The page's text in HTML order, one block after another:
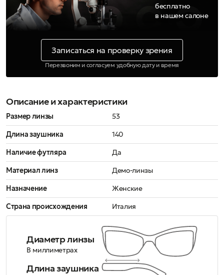
бесплатно
в нашем салоне
Записаться на проверку зрения
Перезвоним и согласуем удобную дату и время
Описание и характеристики
Размер линзы
53
Длина заушника
140
Наличие футляра
Да
Материал линз
Демо-линзы
Назначение
Женские
Страна происхождения
Италия
Диаметр линзы
В миллиметрах
Длина заушника